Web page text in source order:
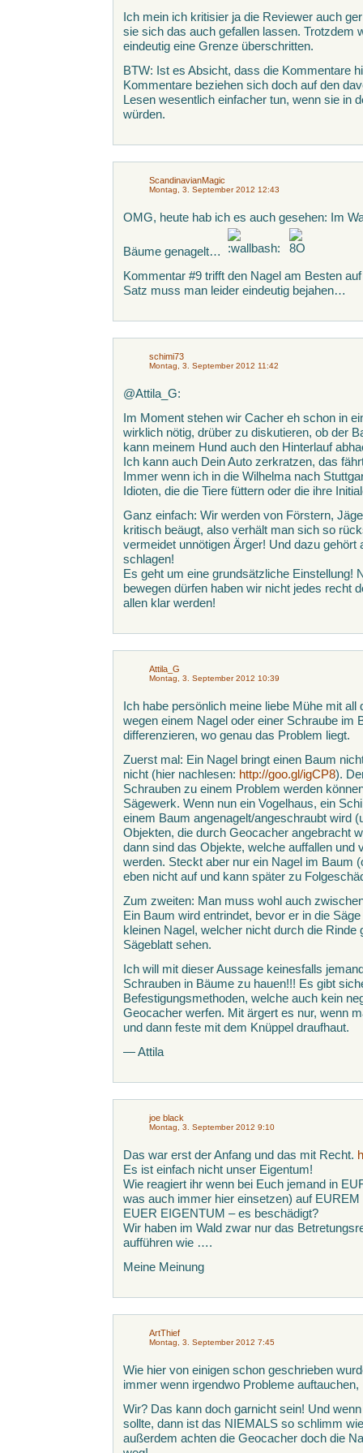
Ich mein ich kritisier ja die Reviewer auch
sie sich das auch gefallen lassen. Trotzdem
eindeutig eine Grenze überschritten.
BTW: Ist es Absicht, dass die Kommentare
Kommentare beziehen sich doch auf den
Lesen wesentlich einfacher tun, wenn sie in
würden.
ScandinavianMagic
Montag, 3. September 2012 12:43
OMG, heute hab ich es auch gesehen: Im
Bäume genagelt…
Kommentar #9 trifft den Nagel am Besten
Satz muss man leider eindeutig bejahen…
schimi73
Montag, 3. September 2012 11:42
@Attila_G:
Im Moment stehen wir Cacher eh schon in
wirklich nötig, drüber zu diskutieren, ob der
kann meinem Hund auch den Hinterlauf
Ich kann auch Dein Auto zerkratzen, das
Immer wenn ich in die Wilhelma nach
Idioten, die die Tiere füttern oder die ihre
Ganz einfach: Wir werden von Förstern,
kritisch beäugt, also verhält man sich so
vermeidet unnötigen Ärger! Und dazu
schlagen!
Es geht um eine grundsätzliche Einstellung!
bewegen dürfen haben wir nicht jedes recht
allen klar werden!
Attila_G
Montag, 3. September 2012 10:39
Ich habe persönlich meine liebe Mühe mit all
wegen einem Nagel oder einer Schraube im
differenzieren, wo genau das Problem liegt.
Zuerst mal: Ein Nagel bringt einen Baum
nicht (hier nachlesen: http://goo.gl/igCP8).
Schrauben zu einem Problem werden
Sägewerk. Wenn nun ein Vogelhaus, ein
einem Baum angenagelt/angeschraubt wird
Objekten, die durch Geocacher angebracht
dann sind das Objekte, welche auffallen und
werden. Steckt aber nur ein Nagel im Baum
eben nicht auf und kann später zu
Zum zweiten: Man muss wohl auch
Ein Baum wird entrindet, bevor er in die
kleinen Nagel, welcher nicht durch die Rinde
Sägeblatt sehen.
Ich will mit dieser Aussage keinesfalls
Schrauben in Bäume zu hauen!!! Es gibt
Befestigungsmethoden, welche auch kein
Geocacher werfen. Mit ärgert es nur, wenn
und dann feste mit dem Knüppel draufhaut.
— Attila
joe black
Montag, 3. September 2012 9:10
Das war erst der Anfang und das mit Recht.
Es ist einfach nicht unser Eigentum!
Wie reagiert ihr wenn bei Euch jemand in
was auch immer hier einsetzen) auf
EUER EIGENTUM – es beschädigt?
Wir haben im Wald zwar nur das
aufführen wie ….
Meine Meinung
ArtThief
Montag, 3. September 2012 7:45
Wie hier von einigen schon geschrieben
immer wenn irgendwo Probleme
Wir? Das kann doch garnicht sein! Und
sollte, dann ist das NIEMALS so schlimm
außerdem achten die Geocacher doch die